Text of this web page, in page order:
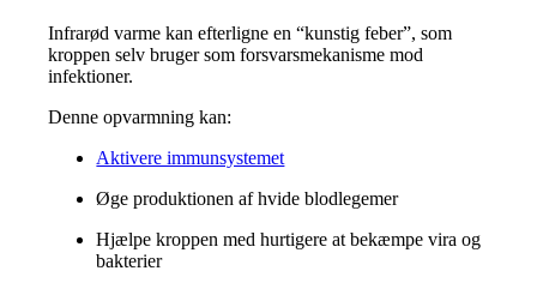
Infrarød varme kan efterligne en “kunstig feber”, som
kroppen selv bruger som forsvarsmekanisme mod
infektioner.
Denne opvarmning kan:
Aktivere immunsystemet
Øge produktionen af hvide blodlegemer
Hjælpe kroppen med hurtigere at bekæmpe vira og
bakterier